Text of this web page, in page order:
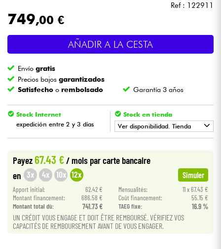
Luces
Vientos
Violines y cuarteto
Niños
Cables & Acces.
HiFi
Bundle
Ref : 122911
749,00 €
AÑADIR A LA CESTA
Envíogratis
Precios bajosgarantizados
Satisfecho o rembolsado Garantía 3 años
Stock Internet
expedición entre 2 y 3 días
Stock en tienda
Ver disponibilidad. Tienda
• TOULOUSE
Payez67.43 € / mois par carte bancaire
en 3x 4x 10x 12x Simuler
Apport initial: 62.42 € Mensualités:
11 x 67.43 €
Montant financement:
686.58 € Coût financement:
55.15 €
Montant total dù:
741.73 € TAEG fixe: 16.9 %
UN CRÉDIT VOUS ENGAGE ET DOIT ÊTRE REMBOURSÉ. VÉRIFIEZ VOS
CAPACITÉS DE REMBOURSEMENT AVANT DE VOUS ENGAGER.